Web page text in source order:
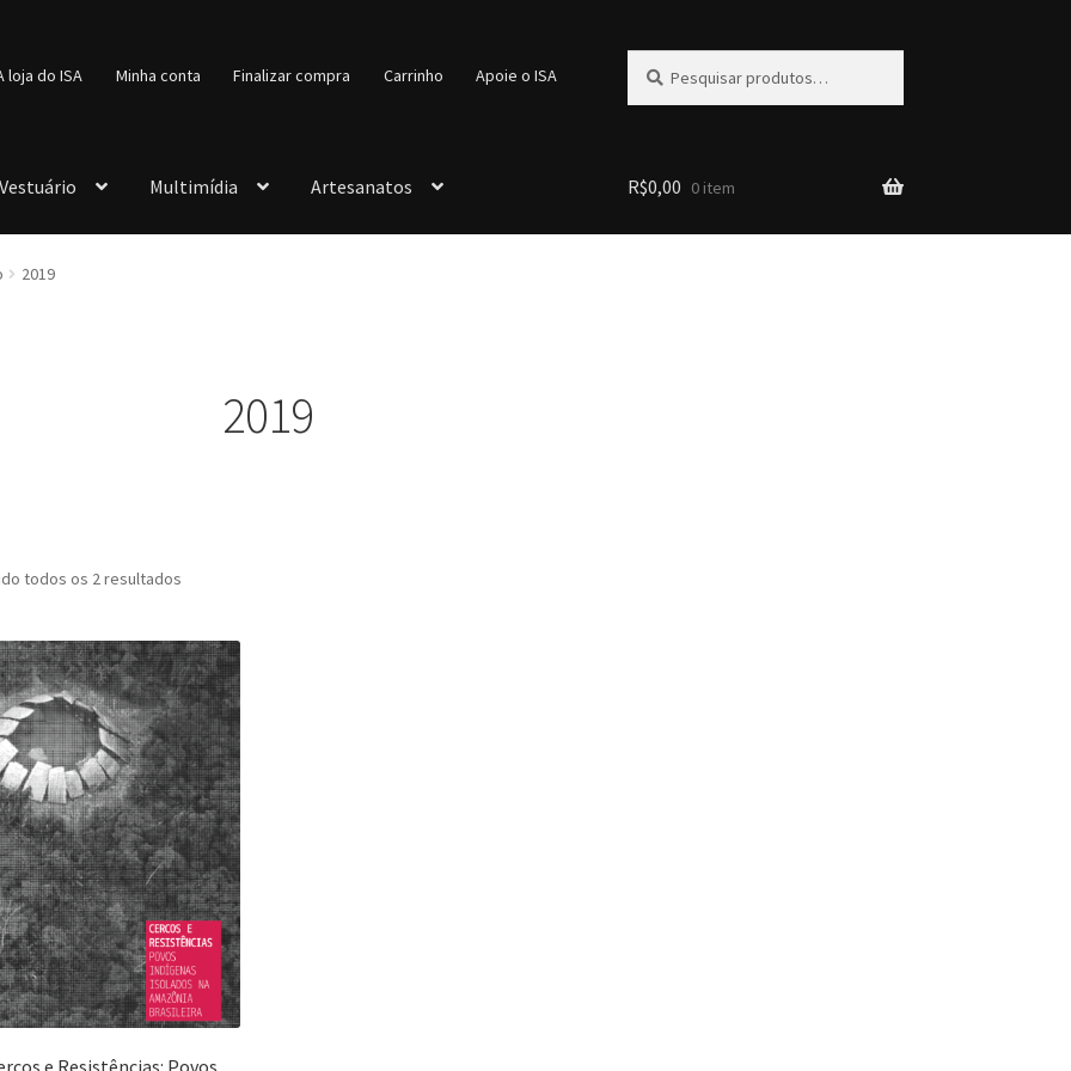
loja do ISA Minha conta Finalizar compra Carrinho Apoie o ISA
por:
Vestuário Multimídia Artesanatos R$0,00 0 item
2019
2019
todos os 2 resultados
recente
e Resistências: Povos